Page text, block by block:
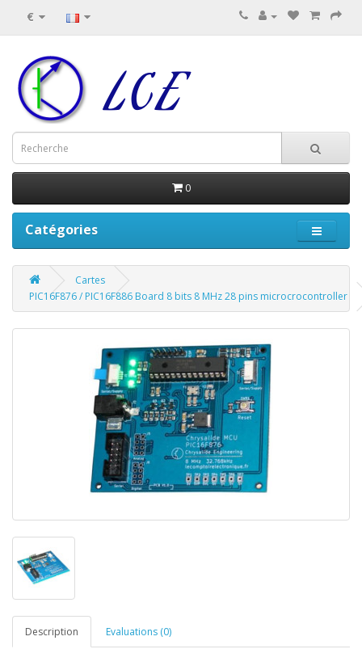
€
0
Catégories
Cartes
PIC16F876 / PIC16F886 Board 8 bits 8 MHz 28 pins microcrocontroller
Description Evaluations (0)